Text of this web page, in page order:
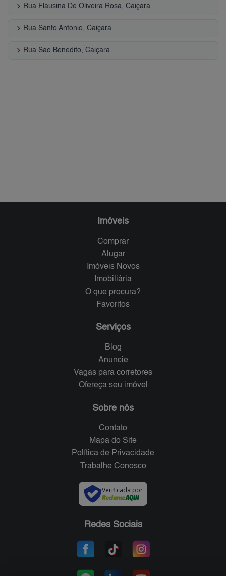
keyboard_arrow_right Rua Flausina De Oliveira Rosa, Caiçara
keyboard_arrow_right Rua Santo Antonio, Caiçara
keyboard_arrow_right Rua Sao Benedito, Caiçara
Imóveis
Comprar
Alugar
Imóveis Novos
Imobiliária
O que procura?
Favoritos
Serviços
Blog
Anuncie
Vagas para corretores
Ofereça seu imóvel
Sobre nós
Contato
Mapa do Site
Política de Privacidade
Trabalhe Conosco
Verificada por
Redes Sociais